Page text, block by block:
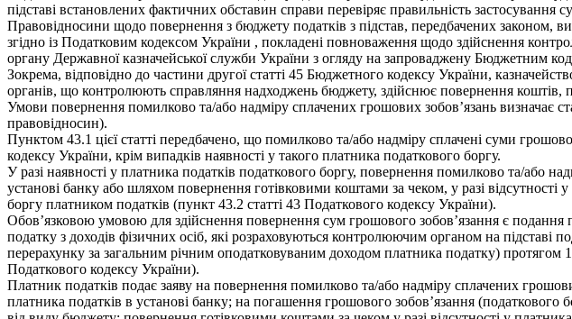
підставі встановлених фактичних обставин справи перевіряє правильність застосування
Правовідносини щодо повернення з бюджету податків з підстав, передбачених законом,
згідно із Податковим кодексом України , покладені повноваження щодо здійснення
органу Державної казначейської служби України з огляду на запроваджену Бюджетним
Зокрема, відповідно до частини другої статті 45 Бюджетного кодексу України,
органів, що контролюють справляння надходжень бюджету, здійснює повернення коштів,
Умови повернення помилково та/або надміру сплачених грошових зобов’язань визначає
правовідносин).
Пунктом 43.1 цієї статті передбачено, що помилково та/або надміру сплачені суми
кодексу України, крім випадків наявності у такого платника податкового боргу.
У разі наявності у платника податків податкового боргу, повернення помилково та/або
установі банку або шляхом повернення готівковими коштами за чеком, у разі
боргу платником податків (пункт 43.2 статті 43 Податкового кодексу України).
Обов’язковою умовою для здійснення повернення сум грошового зобов’язання є
податку з доходів фізичних осіб, які розраховуються контролюючим органом на підставі
перерахунку за загальним річним оподатковуваним доходом платника податку)
Податкового кодексу України).
Платник податків подає заяву на повернення помилково та/або надміру сплачених
платника податків в установі банку; на погашення грошового зобов’язання